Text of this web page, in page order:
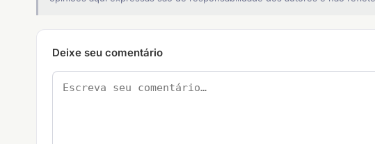
Deixe seu comentário